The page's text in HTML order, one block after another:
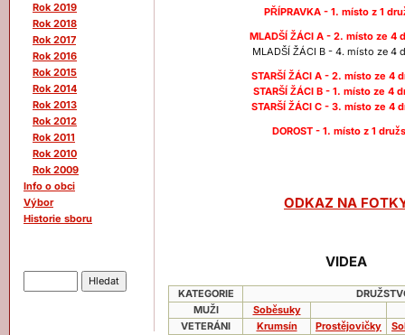
Rok 2019
Rok 2018
Rok 2017
Rok 2016
Rok 2015
Rok 2014
Rok 2013
Rok 2012
Rok 2011
Rok 2010
Rok 2009
Info o obci
Výbor
Historie sboru
PŘÍPRAVKA - 1. místo z 1
MLADŠÍ ŽÁCI A - 2. místo ze 4
MLADŠÍ ŽÁCI B - 4. místo ze 4
STARŠÍ ŽÁCI A - 2. místo ze 4
STARŠÍ ŽÁCI B - 1. místo ze 4
STARŠÍ ŽÁCI C - 3. místo ze 4
DOROST - 1. místo z 1
ODKAZ NA
VIDEA
KATEGORIE
MUŽI
Soběsuky
VETERÁNI
Krumsín Prostějovičky